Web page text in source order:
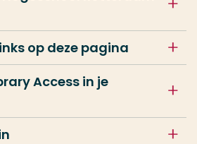
op deze pagina
Access in je